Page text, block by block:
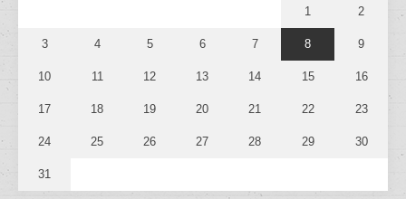
1 2
3 4 5 6 7 8 9
10 11 12 13 14 15 16
17 18 19 20 21 22 23
24 25 26 27 28 29 30
31